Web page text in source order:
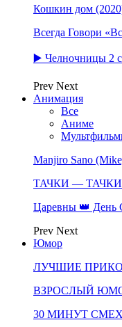
Кошкин дом
Всегда Говори
▶️ Челночницы 2
Prev Next
Анимация
Все
Аниме
Manjiro Sano
ТАЧКИ — ТАЧКИ
Царевны 👑 День
Prev Next
Юмор
ЛУЧШИЕ
ВЗРОСЛЫЙ
30 МИНУТ